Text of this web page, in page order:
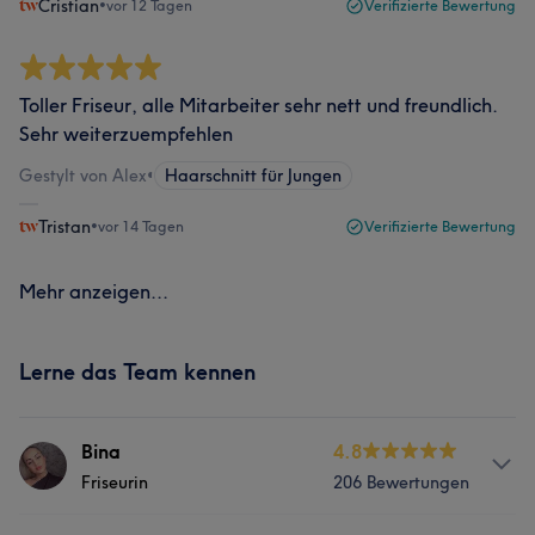
Cristian•vor 12 Tagen Verifizierte Bewertung
Toller Friseur, alle Mitarbeiter sehr nett und freundlich.
Sehr weiterzuempfehlen
Gestylt von Alex• Haarschnitt für Jungen
Tristan•vor 14 Tagen Verifizierte Bewertung
Mehr anzeigen...
Lerne das Team kennen
Bina
Friseurin
4.8
206 Bewertungen